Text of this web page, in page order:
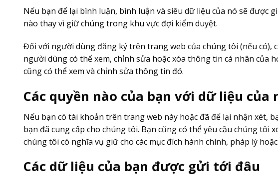
Nếu bạn để lại bình luận, bình luận và siêu dữ liệu của nó sẽ
nào thay vì giữ chúng trong khu vực đợi kiểm duyệt.
Đối với người dùng đăng ký trên trang web của chúng tôi (nếu
người dùng có thể xem, chỉnh sửa hoặc xóa thông tin cá nhân
cũng có thể xem và chỉnh sửa thông tin đó.
Các quyền nào của bạn với dữ liệu của
Nếu bạn có tài khoản trên trang web này hoặc đã để lại nhận xét,
bạn đã cung cấp cho chúng tôi. Bạn cũng có thể yêu cầu chúng
chúng tôi có nghĩa vụ giữ cho các mục đích hành chính, pháp lý
Các dữ liệu của bạn được gửi tới đâu